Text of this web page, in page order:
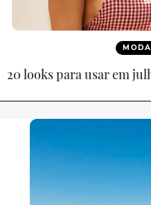
MODA
20 looks para usar em